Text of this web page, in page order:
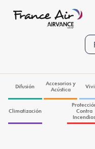
Difusión
Accesorios y
Acústica
Climatización
Contra
Incendios